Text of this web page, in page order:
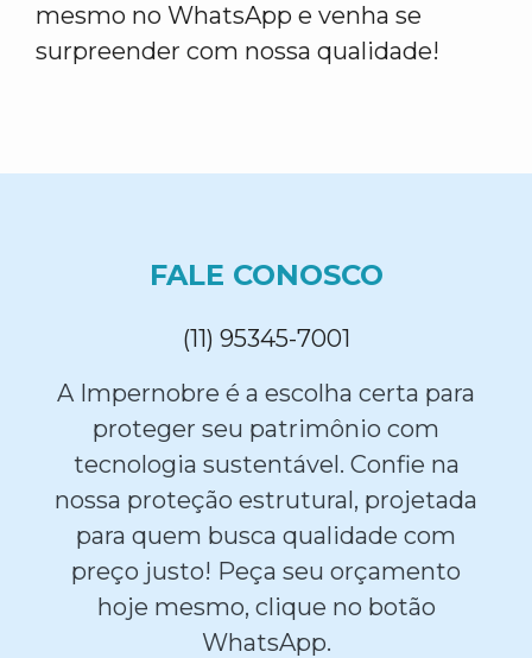
mesmo no WhatsApp e venha se
surpreender com nossa qualidade!
FALE CONOSCO
(11) 95345-7001
A Impernobre é a escolha certa para
proteger seu patrimônio com
tecnologia sustentável. Confie na
nossa proteção estrutural, projetada
para quem busca qualidade com
preço justo! Peça seu orçamento
hoje mesmo, clique no botão
WhatsApp.